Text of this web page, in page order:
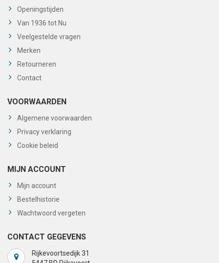
Openingstijden
Van 1936 tot Nu
Veelgestelde vragen
Merken
Retourneren
Contact
VOORWAARDEN
Algemene voorwaarden
Privacy verklaring
Cookie beleid
MIJN ACCOUNT
Mijn account
Bestelhistorie
Wachtwoord vergeten
CONTACT GEGEVENS
Rijkevoortsedijk 31